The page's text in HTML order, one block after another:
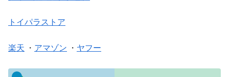
トイパラストア
楽天 ・ アマゾン ・ ヤフー